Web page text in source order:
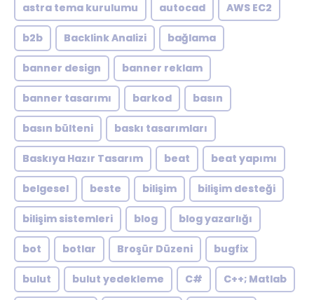
astra tema kurulumu autocad AWS EC2
b2b Backlink Analizi bağlama
banner design banner reklam
banner tasarımı barkod basın
basın bülteni baskı tasarımları
Baskıya Hazır Tasarım beat beat yapımı
belgesel beste bilişim bilişim desteği
bilişim sistemleri blog blog yazarlığı
bot botlar Broşür Düzeni bugfix
bulut bulut yedekleme C# C++; Matlab